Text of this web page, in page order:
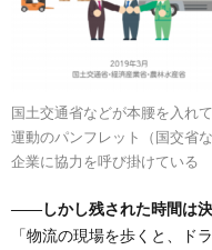
国土交通省などが本腰を入れ
運動のパンフレット（国交省
企業に協力を呼び掛けている
――しかし残された時間は決
「物流の現場を歩くと、ド